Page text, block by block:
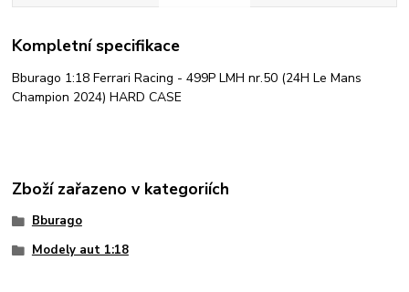
Kompletní specifikace
Bburago 1:18 Ferrari Racing - 499P LMH nr.50 (24H Le Mans
Champion 2024) HARD CASE
Zboží zařazeno v kategoriích
Bburago
Modely aut 1:18